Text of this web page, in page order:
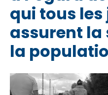
qui tous les
assurent la
la